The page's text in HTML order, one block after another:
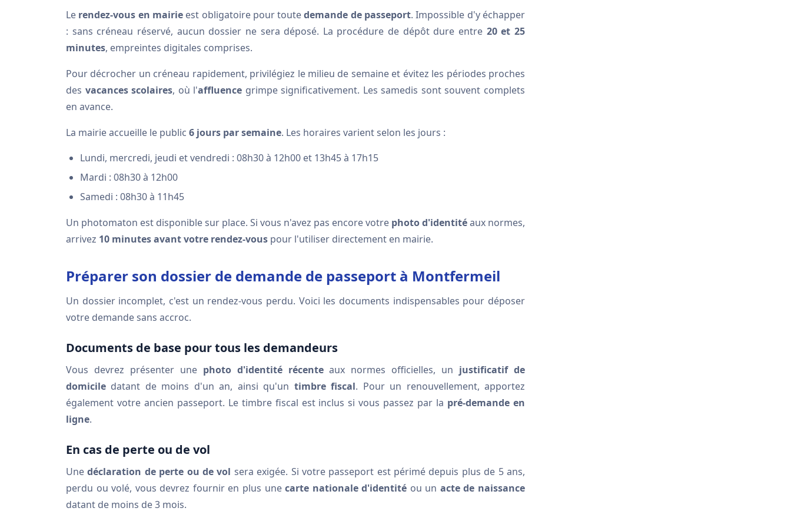
Le rendez-vous en mairieest obligatoire pour toutedemande de passeport. Impossible d'y échapper
: sans créneau réservé, aucun dossier ne sera déposé. La procédure de dépôt dure entre 20 et 25
minutes, empreintes digitales comprises.
Pour décrocher un créneau rapidement, privilégiez le milieu de semaine et évitez les périodes proches
des vacances scolaires, où l'affluence grimpe significativement. Les samedis sont souvent complets
en avance.
La mairie accueille le public 6 jours par semaine. Les horaires varient selon les jours :
Lundi, mercredi, jeudi et vendredi : 08h30 à 12h00 et 13h45 à 17h15
Mardi : 08h30 à 12h00
Samedi : 08h30 à 11h45
Un photomaton est disponible sur place. Si vous n'avez pas encore votre photo d'identitéaux normes,
arrivez 10 minutes avant votre rendez-vous pour l'utiliser directement en mairie.
Préparer son dossier de demande de passeport à Montfermeil
Un dossier incomplet, c'est un rendez-vous perdu. Voici les documents indispensables pour déposer
votre demande sans accroc.
Documents de base pour tous les demandeurs
Vous devrez présenter une photo d'identité récenteaux normes officielles, un justificatif de
domicile datant de moins d'un an, ainsi qu'un timbre fiscal. Pour un renouvellement, apportez
également votre ancien passeport. Le timbre fiscal est inclus si vous passez par la pré-demande en
ligne.
En cas de perte ou de vol
Unedéclaration de perte ou de vol sera exigée. Si votre passeport est périmé depuis plus de 5 ans,
perdu ou volé, vous devrez fournir en plus unecarte nationale d'identité ou un acte de naissance
datant de moins de 3 mois.